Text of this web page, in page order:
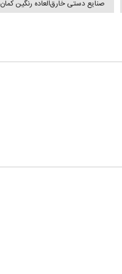
صنایع دستی خارق‌العاده رنگین کمان